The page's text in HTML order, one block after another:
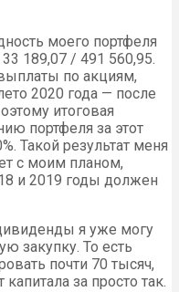
моего портфеля
189,07 / 491 560,95.
по акциям,
2020 года — после
итоговая
портфеля за этот
Такой результат меня
с моим планом,
и 2019 годы должен
я уже могу
закупку. То есть
почти 70 тысяч,
за просто так.